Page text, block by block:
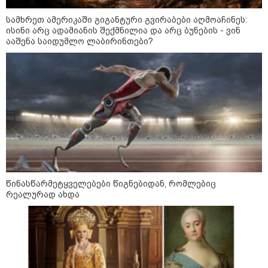
შტურმი ტვინზე და პოლიტიკური
პოლარიზაციის მეტასტაზები: რა
ემართება ადამიანის ფსიქიკას,
როდესაც მედიიდან და
სოცქსელებიდან მუდმივად
ლანძღვა-გინება ესმის?! -
ფსიქოლოგ ზურა მხეიძის ანალიზი
სამართალი
სამხრეთ ამერიკაში გიგანტური გვირაბები აღმოაჩინეს:
ისინი არც ადამიანის შექმნილია და არც ბუნების - ვინ
ააშენა საიდუმლო ლაბირინთები?
წინასწარმეტყველებები წიგნებიდან, რომლებიც
რეალურად ახდა